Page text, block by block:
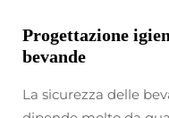
Progettazione
bevande
La sicurezza delle